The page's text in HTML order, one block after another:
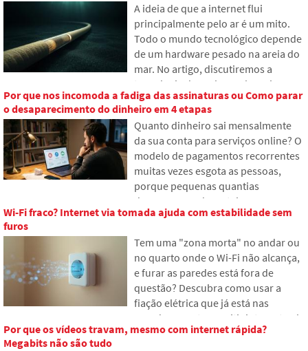
quem terá acesso? No artigo,
examinamos como funciona a
herança digital, por que os
familiares podem ter problemas com
os dados e como organizar sua
A ideia de que a internet flui
principalmente pelo ar é um mito.
Todo o mundo tecnológico depende
de um hardware pesado na areia do
mar. No artigo, discutiremos a
tecnologia dos cabos submarinos.
Você descobrirá como funcionam as
fibras ópticas, o que envolve sua
instalação a partir de navios e como
as profundezas dos oceanos se
tornaram um campo de batalha
geopolítico.
Por que nos incomoda a fadiga das assinaturas ou Como parar
o desaparecimento do dinheiro em 4 etapas
Quanto dinheiro sai mensalmente
da sua conta para serviços online? O
modelo de pagamentos recorrentes
muitas vezes esgota as pessoas,
porque pequenas quantias
desaparecem da carteira,
acumulando-se em valores
baseamo-nos em dados recentes de
2026, mostramos a enorme
diferença entre nossas estimativas e
a realidade e oferecemos quatro
passos concretos para ter um pouco
despesas.
Wi-Fi fraco? Internet via tomada ajuda com estabilidade sem
furos
Tem uma "zona morta" no andar ou
no quarto onde o Wi-Fi não alcança,
e furar as paredes está fora de
questão? Descubra como usar a
fiação elétrica que já está nas
paredes para transmitir internet pela
rede elétrica. No artigo, mostramos
Por que os vídeos travam, mesmo com internet rápida?
Megabits não são tudo